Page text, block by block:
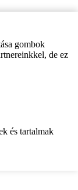
gombok
de ez
és tartalmak